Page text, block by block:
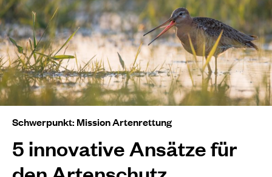
Schwerpunkt: Mission Artenrettung
5 innovative Ansätze für